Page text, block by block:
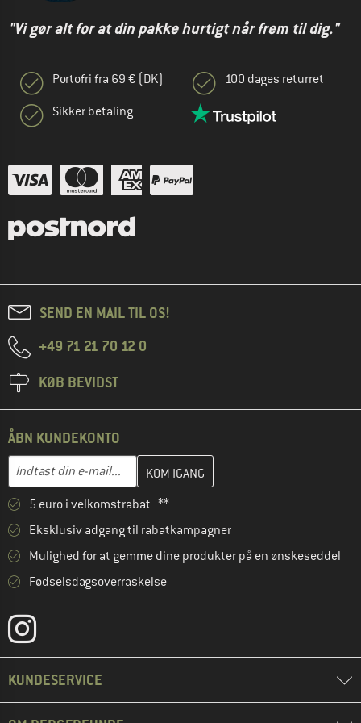
"Vi gør alt for at din pakke hurtigt når frem til dig."
Portofri fra 69 € (DK)
Sikker betaling
100 dages returret
SEND EN MAIL TIL OS!
+49 71 21 70 12 0
KØB BEVIDST
ÅBN KUNDEKONTO
E-mail-adresse
Indtast din e-mailadresse her, og opret i næste trin din
5 euro i velkomstrabat **
Eksklusiv adgang til rabatkampagner
Mulighed for at gemme dine produkter på en ønskeseddel
Fødselsdagsoverraskelse
KUNDESERVICE